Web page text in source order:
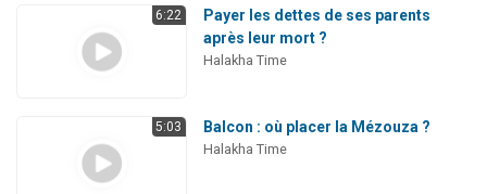
6:22
Payer les dettes de ses parents
après leur mort ?
Halakha Time
5:03 Balcon : où placer la Mézouza ?
Halakha Time